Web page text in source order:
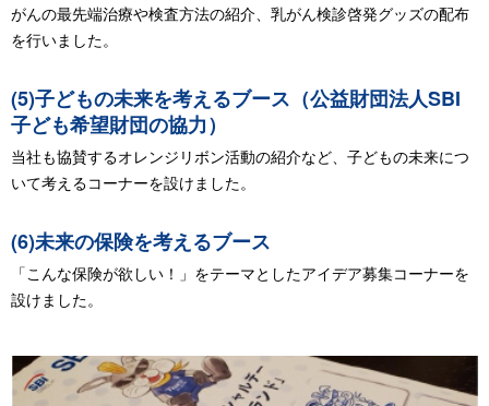
がんの最先端治療や検査方法の紹介、乳がん検診啓発グッズの配布
を行いました。
(5)子どもの未来を考えるブース（公益財団法人SBI
子ども希望財団の協力）
当社も協賛するオレンジリボン活動の紹介など、子どもの未来につ
いて考えるコーナーを設けました。
(6)未来の保険を考えるブース
「こんな保険が欲しい！」をテーマとしたアイデア募集コーナーを
設けました。